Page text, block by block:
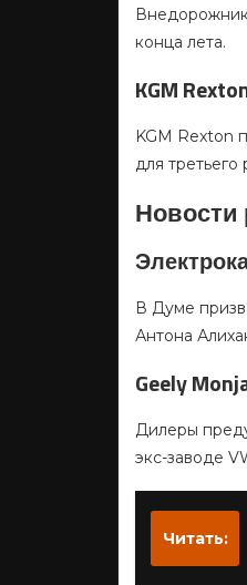
конца лета.
KGM
KGM Rexton
для третьего
Новости
В Думе
Антона
Geely
Дилеры
экс-заводе
Читать: